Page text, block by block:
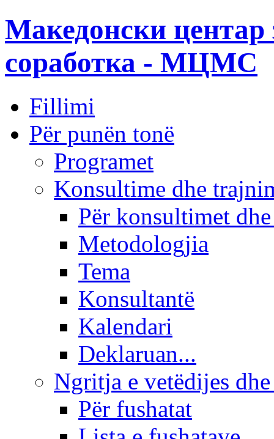
Македонски центар
соработка - МЦМС
Fillimi
Për punën tonë
Programet
Konsultime dhe
Për konsultimet
Metodologjia
Tema
Konsultantë
Kalendari
Deklaruan...
Ngritja e vetëdijes
Për fushatat